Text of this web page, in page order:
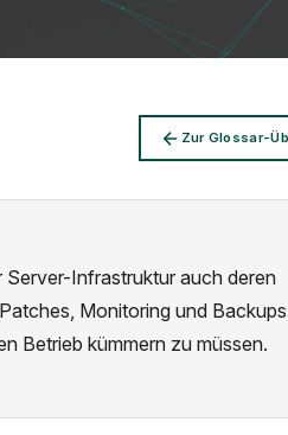
Zur Glossar-
Server-Infrastruktur auch deren
Monitoring und
Betrieb kümmern zu müssen.